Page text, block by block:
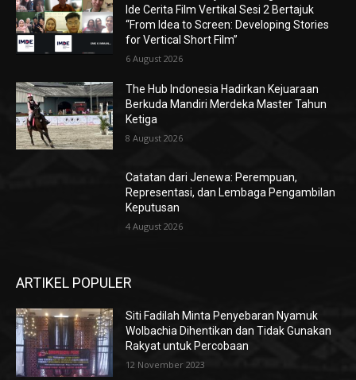
Ide Cerita Film Vertikal Sesi 2 Bertajuk
“From Idea to Screen: Developing Stories
for Vertical Short Film”
6 August 2026
The Hub Indonesia Hadirkan Kejuaraan
Berkuda Mandiri Merdeka Master Tahun
Ketiga
8 August 2026
Catatan dari Jenewa: Perempuan,
Representasi, dan Lembaga Pengambilan
Keputusan
4 August 2026
ARTIKEL POPULER
Siti Fadilah Minta Penyebaran Nyamuk
Wolbachia Dihentikan dan Tidak Gunakan
Rakyat untuk Percobaan
12 November 2023